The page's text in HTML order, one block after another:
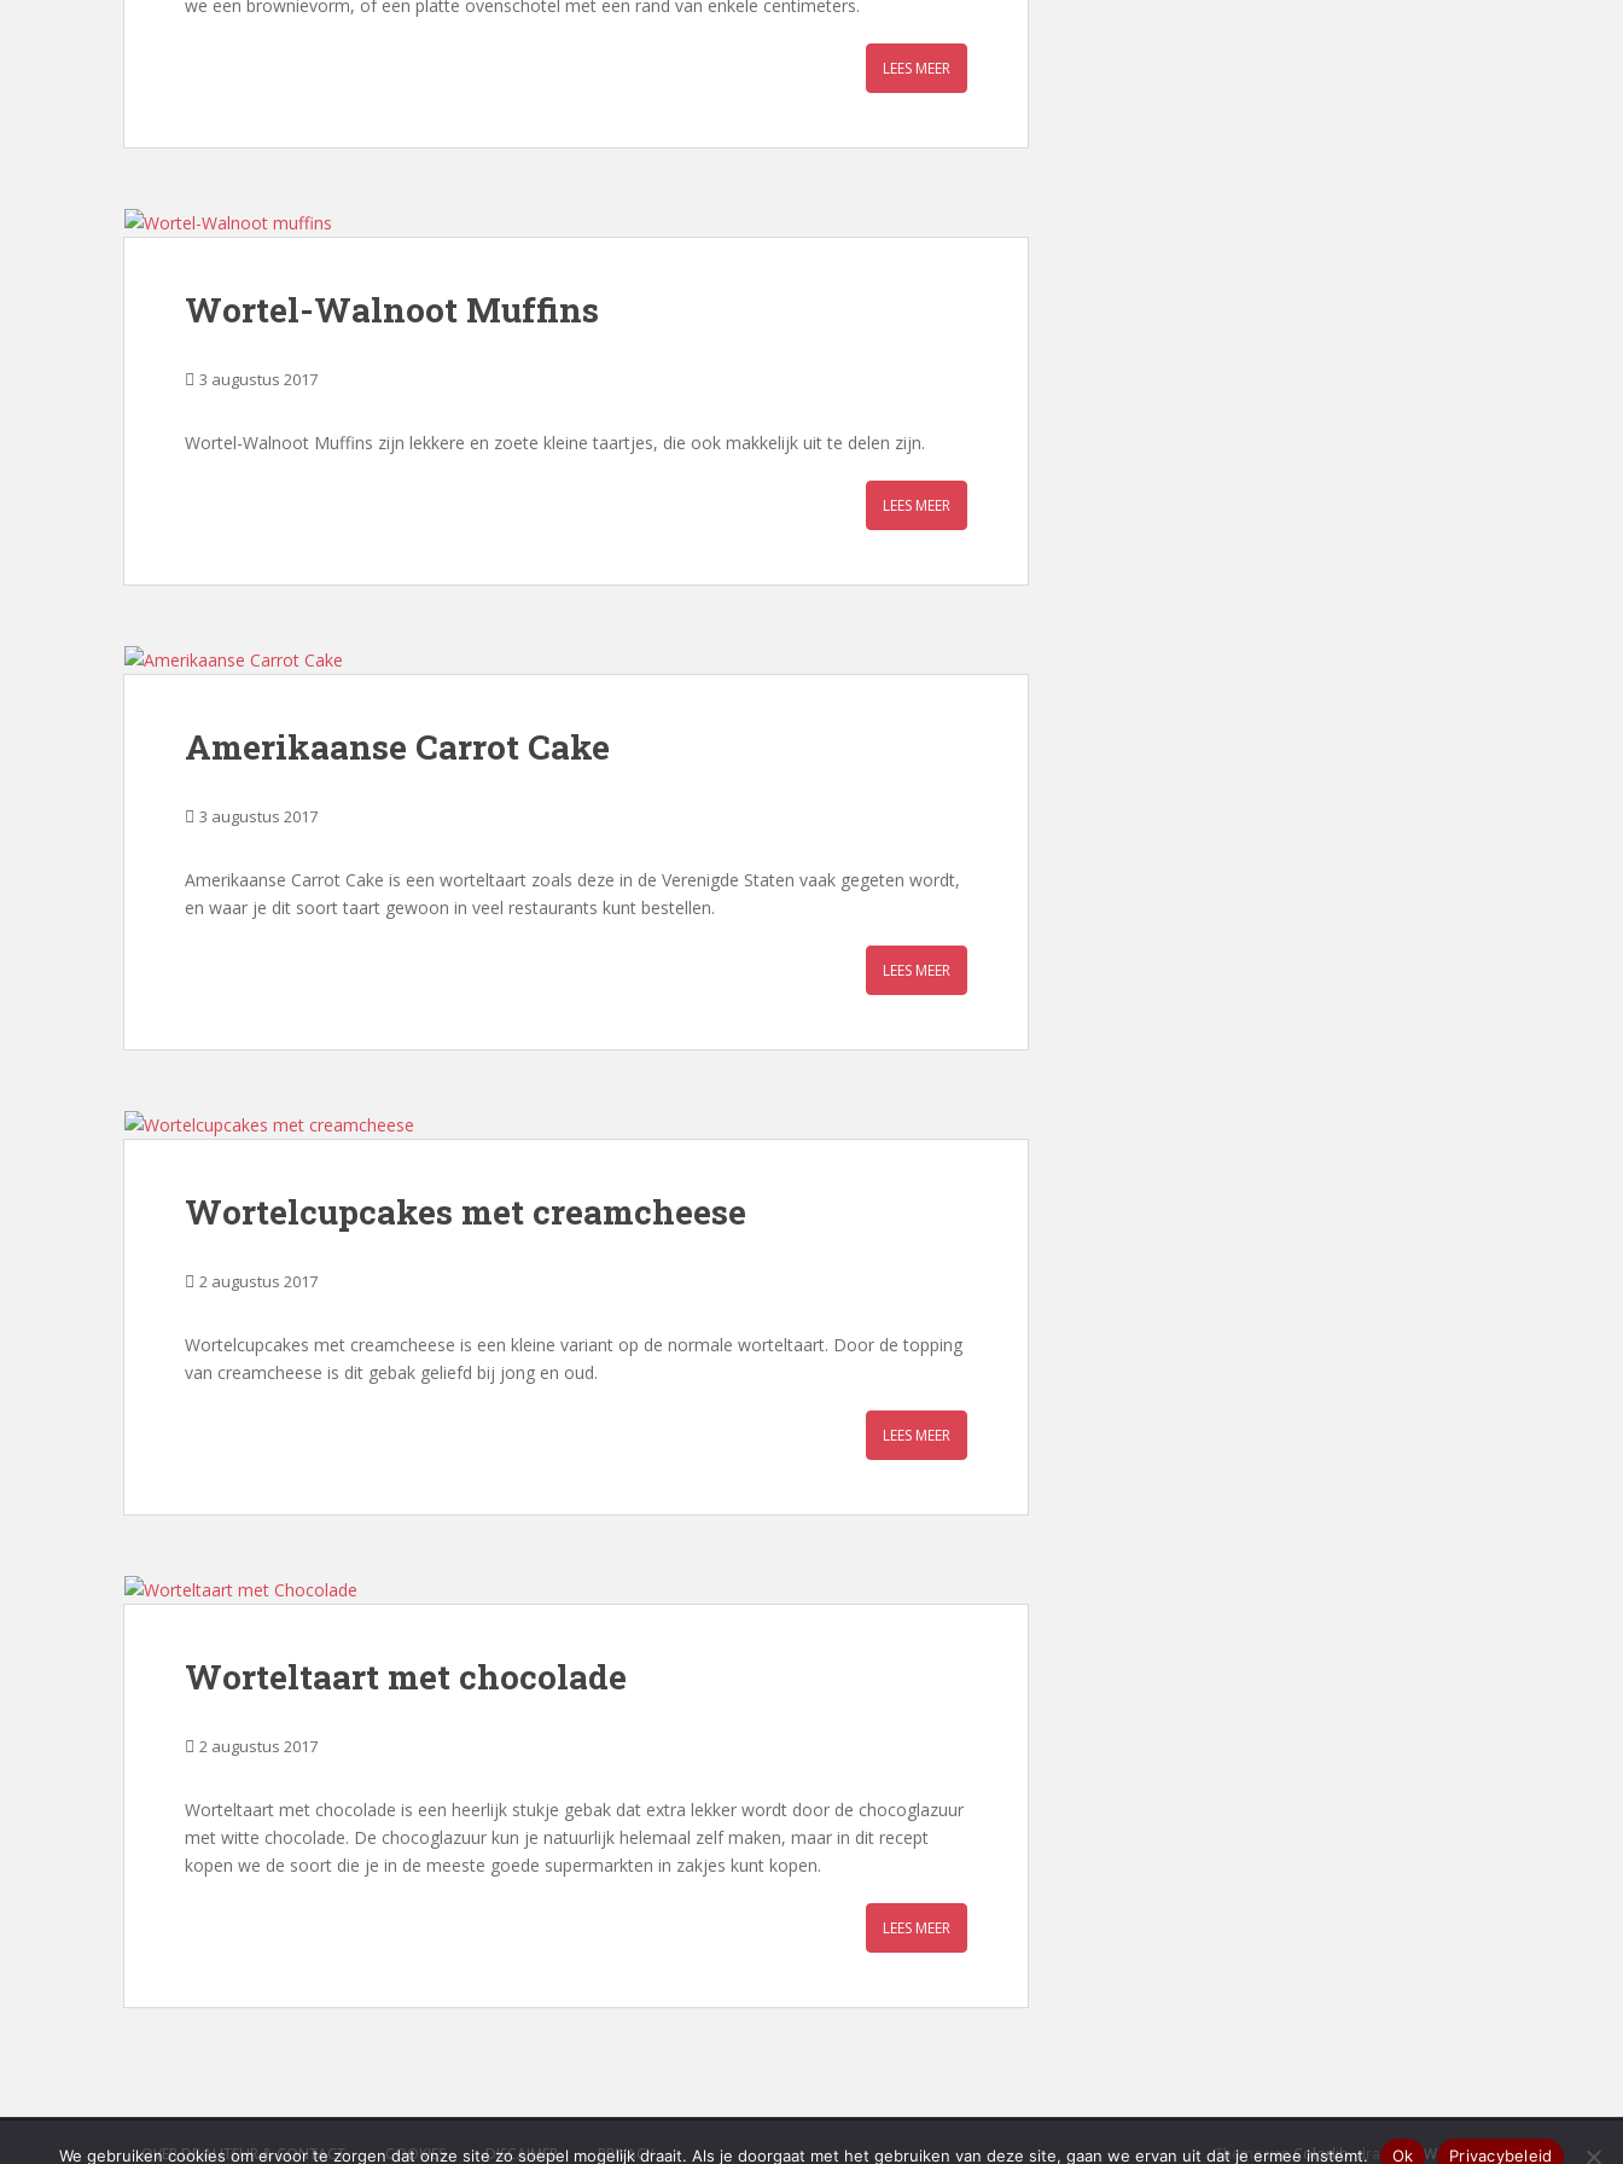
we een brownievorm, of een platte ovenschotel met een rand van enkele centimeters.
LEES MEER
Wortel-Walnoot Muffins
3 augustus 2017
Wortel-Walnoot Muffins zijn lekkere en zoete kleine taartjes, die ook makkelijk uit te delen zijn.
LEES MEER
Amerikaanse Carrot Cake
3 augustus 2017
Amerikaanse Carrot Cake is een worteltaart zoals deze in de Verenigde Staten vaak gegeten wordt,
en waar je dit soort taart gewoon in veel restaurants kunt bestellen.
LEES MEER
Wortelcupcakes met creamcheese
2 augustus 2017
Wortelcupcakes met creamcheese is een kleine variant op de normale worteltaart. Door de topping
van creamcheese is dit gebak geliefd bij jong en oud.
LEES MEER
Worteltaart met chocolade
2 augustus 2017
Worteltaart met chocolade is een heerlijk stukje gebak dat extra lekker wordt door de chocoglazuur
met witte chocolade. De chocoglazuur kun je natuurlijk helemaal zelf maken, maar in dit recept
kopen we de soort die je in de meeste goede supermarkten in zakjes kunt kopen.
LEES MEER
OVER DE AUTEUR & CONTACT COOKIES DISCAIMER PRIVACY Thema vanColorlib, draait opWordPress
We gebruiken cookies om ervoor te zorgen dat onze site zo soepel mogelijk draait. Als je doorgaat met het gebruiken van deze site, gaan we ervan uit dat je ermee instemt. Ok Privacybeleid